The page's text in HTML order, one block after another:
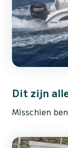
Dit zijn
Misschien